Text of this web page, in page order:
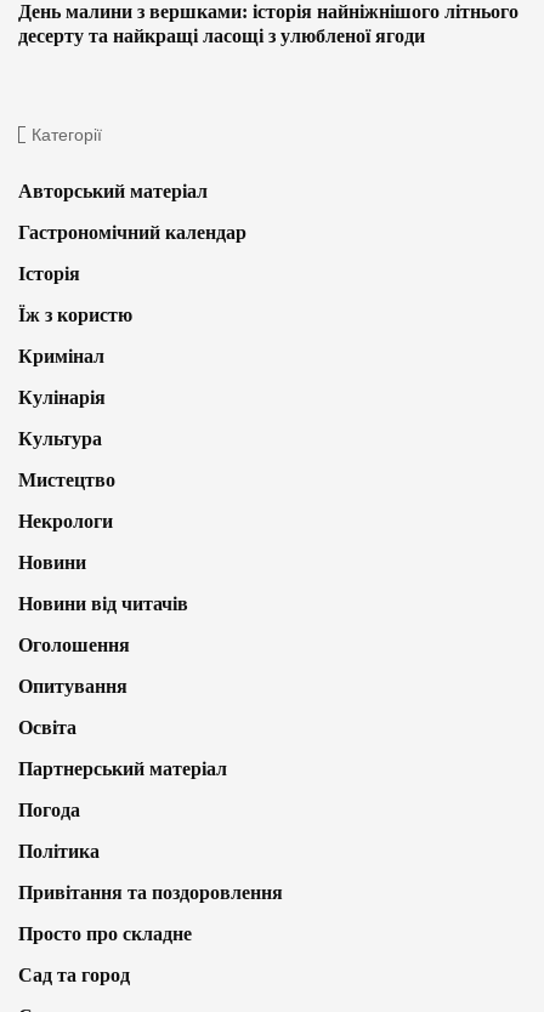
День малини з вершками: історія найніжнішого літнього
десерту та найкращі ласощі з улюбленої ягоди
Категорії
Авторський матеріал
Гастрономічний календар
Історія
Їж з користю
Кримінал
Кулінарія
Культура
Мистецтво
Некрологи
Новини
Новини від читачів
Оголошення
Опитування
Освіта
Партнерський матеріал
Погода
Політика
Привітання та поздоровлення
Просто про складне
Сад та город